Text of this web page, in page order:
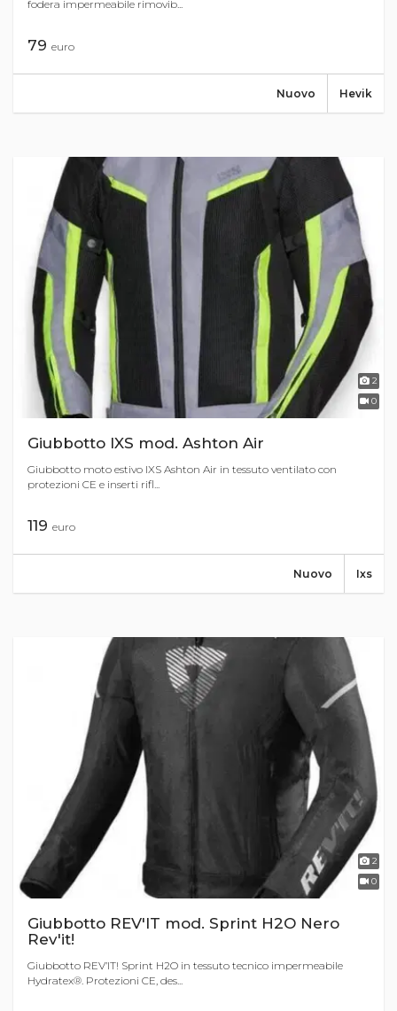
fodera impermeabile rimovib...
79 euro
Hevik
Nuovo
2
0
Giubbotto IXS mod. Ashton Air
Giubbotto moto estivo IXS Ashton Air in tessuto ventilato con
protezioni CE e inserti rifl...
119 euro
Ixs
Nuovo
2
0
Giubbotto REV'IT mod. Sprint H2O Nero
Rev'it!
Giubbotto REV’IT! Sprint H2O in tessuto tecnico impermeabile
Hydratex®. Protezioni CE, des...